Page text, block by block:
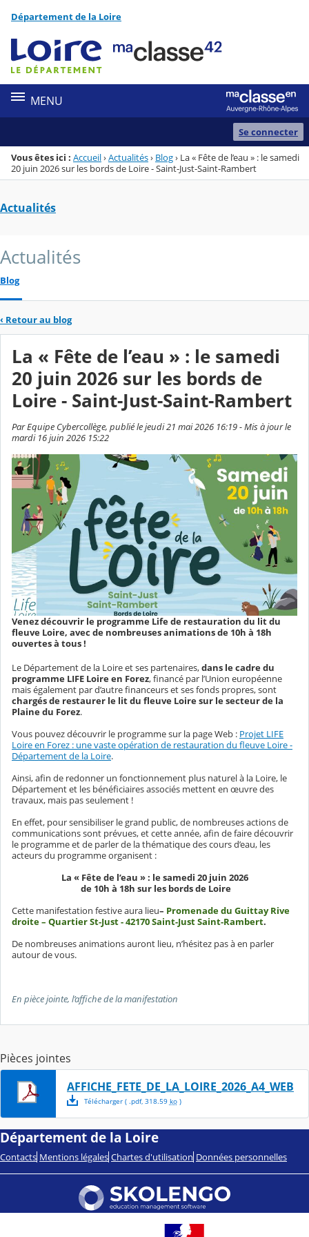
Menu de la rubrique
Contenu
Département de la Loire
MENU
Se connecter
Vous êtes ici : Accueil›Actualités› Blog› La « Fête de l’eau » : le samedi
20 juin 2026 sur les bords de Loire - Saint-Just-Saint-Rambert
Actualités
Actualités
Blog
‹ Retour au blog
La « Fête de l’eau » : le samedi
20 juin 2026 sur les bords de
Loire - Saint-Just-Saint-Rambert
Par Equipe Cybercollège, publié le jeudi 21 mai 2026 16:19 - Mis à jour le
mardi 16 juin 2026 15:22
Venez découvrir le programme Life de restauration du lit du
fleuve Loire, avec de nombreuses animations de 10h à 18h
ouvertes à tous !
Le Département de la Loire et ses partenaires,dans le cadre du
programme LIFE Loire en Forez, financé par l’Union européenne
mais également par d’autre financeurs et ses fonds propres, sont
chargés de restaurer le lit du fleuve Loire sur le secteur de la
Plaine du Forez.
Vous pouvez découvrir le programme sur la page Web : Projet LIFE
Loire en Forez : une vaste opération de restauration du fleuve Loire -
Département de la Loire.
Ainsi, afin de redonner un fonctionnement plus naturel à la Loire, le
Département et les bénéficiaires associés mettent en œuvre des
travaux, mais pas seulement !
En effet, pour sensibiliser le grand public, de nombreuses actions de
communications sont prévues, et cette année, afin de faire découvrir
le programme et de parler de la thématique des cours d’eau, les
acteurs du programme organisent :
La « Fête de l’eau » : le samedi 20 juin 2026
de 10h à 18h sur les bords de Loire
Cette manifestation festive aura lieu– Promenade du Guittay Rive
droite – Quartier St-Just - 42170 Saint-Just Saint-Rambert.
De nombreuses animations auront lieu, n’hésitez pas à en parler
autour de vous.
En pièce jointe, l’affiche de la manifestation
Pièces jointes
AFFICHE_FETE_DE_LA_LOIRE_2026_A4_WEB
Télécharger( .pdf, 318.59 ko)
Département de la Loire
Contacts Mentions légales Chartes d'utilisation Données personnelles